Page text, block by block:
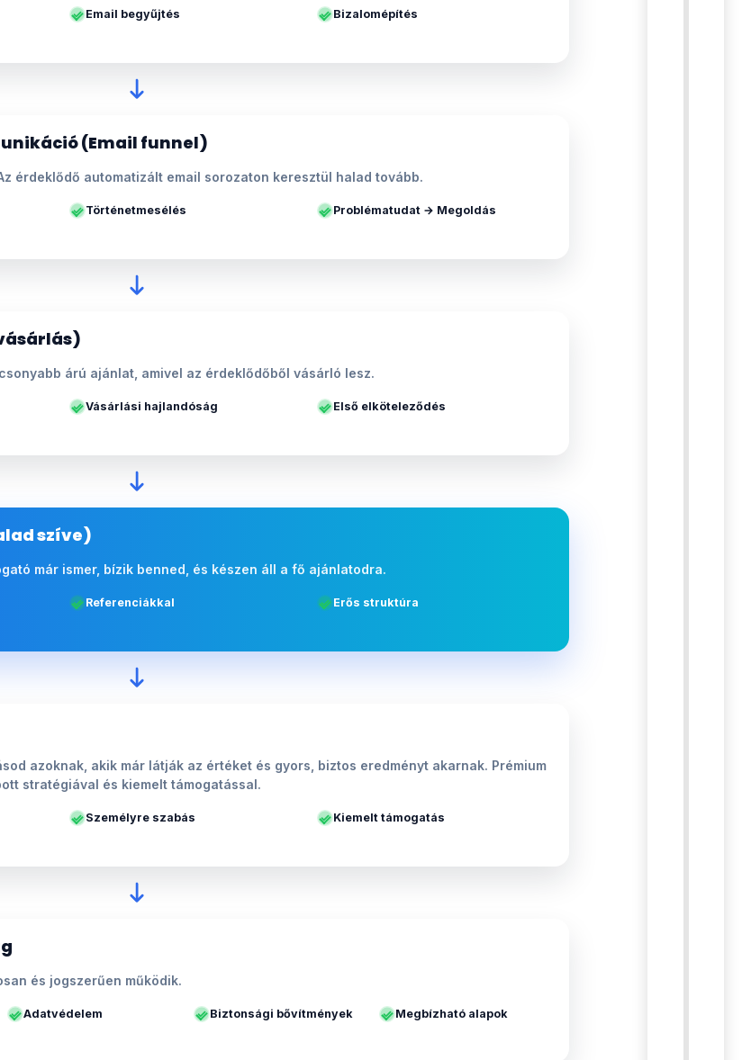
Email begyűjtés Bizalomépítés
(Email funnel)
érdeklődő automatizált email sorozaton keresztül halad tovább.
Történetmesélés Problématudat → Megoldás
árú ajánlat, amivel az érdeklődőből vásárló lesz.
Vásárlási hajlandóság Első elköteleződés
szíve)
már ismer, bízik benned, és készen áll a fő ajánlatodra.
Referenciákkal Erős struktúra
azoknak, akik már látják az értéket és gyors, biztos eredményt akarnak. Prémium
stratégiával és kiemelt támogatással.
Személyre szabás Kiemelt támogatás
és jogszerűen működik.
Adatvédelem Biztonsági bővítmények Megbízható alapok